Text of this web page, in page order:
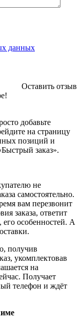
данных
Оставить отзыв
добавьте
на страницу
позиций и
заказ».
не
самостоятельно.
вам перезвонит
заказа, ответит
его особенностей. А
получив
укомплектовав
на
Получает
телефон и ждёт